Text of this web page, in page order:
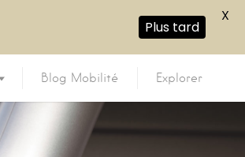
Blog Mobilité Explorer
Plus tard
X